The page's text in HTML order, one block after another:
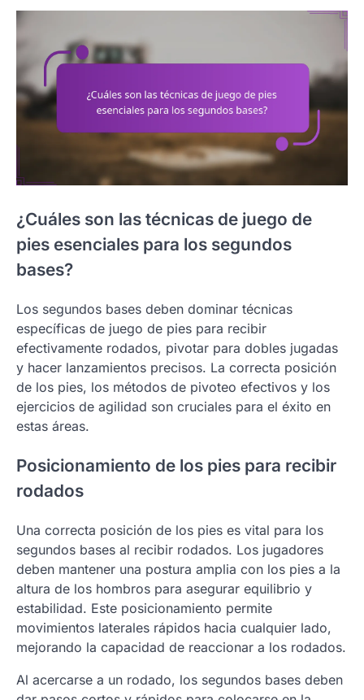
¿Cuáles son las técnicas de juego de
pies esenciales para los segundos
bases?
Los segundos bases deben dominar técnicas
específicas de juego de pies para recibir
efectivamente rodados, pivotar para dobles jugadas
y hacer lanzamientos precisos. La correcta posición
de los pies, los métodos de pivoteo efectivos y los
ejercicios de agilidad son cruciales para el éxito en
estas áreas.
Posicionamiento de los pies para recibir
rodados
Una correcta posición de los pies es vital para los
segundos bases al recibir rodados. Los jugadores
deben mantener una postura amplia con los pies a la
altura de los hombros para asegurar equilibrio y
estabilidad. Este posicionamiento permite
movimientos laterales rápidos hacia cualquier lado,
mejorando la capacidad de reaccionar a los rodados.
Al acercarse a un rodado, los segundos bases deben